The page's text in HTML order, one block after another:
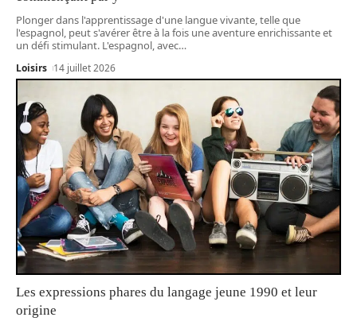
Plonger dans l'apprentissage d'une langue vivante, telle que
l'espagnol, peut s'avérer être à la fois une aventure enrichissante et
un défi stimulant. L'espagnol, avec…
Loisirs 14 juillet 2026
Les expressions phares du langage jeune 1990 et leur
origine